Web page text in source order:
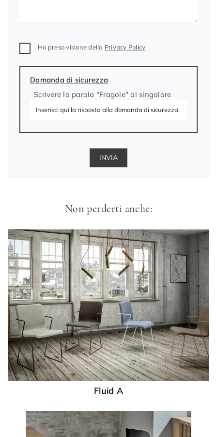
Ho preso visione della Privacy Policy
Domanda di sicurezza
Scrivere la parola "Fragole" al singolare
INVIA
Non perderti anche:
Fluid A